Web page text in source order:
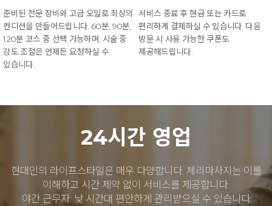
준비된 전문 장비와 고급 오일로 최상의
컨디션을 만들어드립니다. 60분, 90분,
120분 코스 중 선택 가능하며, 시술 중
강도 조절은 언제든 요청하실 수
있습니다.
서비스 종료 후 현금 또는 카드로
편리하게 결제하실 수 있습니다. 다음
방문 시 사용 가능한 쿠폰도
제공해드립니다.
24시간 영업
현대인의 라이프스타일은 매우 다양합니다. 체리마사지는 이를
이해하고 시간 제약 없이 서비스를 제공합니다.
야간 근무자: 낮 시간대 편안하게 관리받으실 수 있습니다